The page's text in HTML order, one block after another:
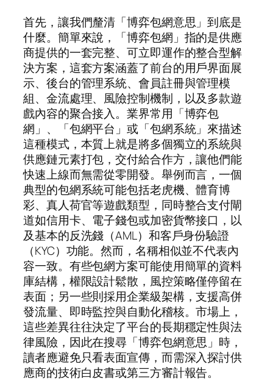
首先，讓我們釐清「博弈包網意思」到底是
什麼。簡單來說，「博弈包網」指的是供應
商提供的一套完整、可立即運作的整合型解
決方案，這套方案涵蓋了前台的用戶界面展
示、後台的管理系統、會員註冊與管理模
組、金流處理、風險控制機制，以及多款遊
戲內容的聚合接入。業界常用「博弈包
網」、「包網平台」或「包網系統」來描述
這種模式，本質上就是將多個獨立的系統與
供應鏈元素打包，交付給合作方，讓他們能
快速上線而無需從零開發。舉例而言，一個
典型的包網系統可能包括老虎機、體育博
彩、真人荷官等遊戲類型，同時整合支付閘
道如信用卡、電子錢包或加密貨幣接口，以
及基本的反洗錢（AML）和客戶身份驗證
（KYC）功能。然而，名稱相似並不代表內
容一致。有些包網方案可能使用簡單的資料
庫結構，權限設計鬆散，風控策略僅停留在
表面；另一些則採用企業級架構，支援高併
發流量、即時監控與自動化稽核。市場上，
這些差異往往決定了平台的長期穩定性與法
律風險，因此在搜尋「博弈包網意思」時，
讀者應避免只看表面宣傳，而需深入探討供
應商的技術白皮書或第三方審計報告。